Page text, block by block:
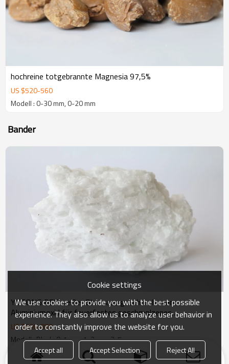
hochreine totgebrannte Magnesia 97,5%
US $520-560
Modell : 0-30 mm, 0-20 mm
Bander
YUTONG REF weißer Block aus geschmolzenem
Aluminiumoxid für feuerfestes geschmolzenes
Magnesiaoxid
US $600-800
Modell : Block, 0-1 mm, 1-3 mm, 3-5 mm
Cookie settings
We use cookies to provide you with the best possible
experience. They also allow us to analyze user behavior in
order to constantly improve the website for you.
Accept all Accept Selection Reject All